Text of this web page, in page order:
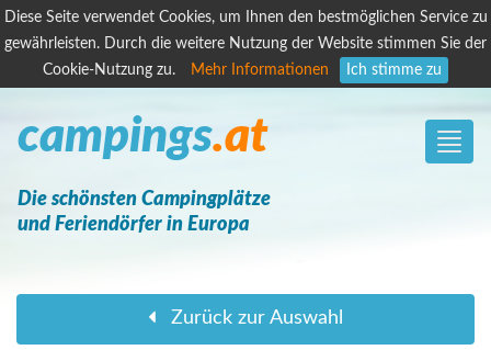
Diese Seite verwendet Cookies, um Ihnen den bestmöglichen Service zu
gewährleisten. Durch die weitere Nutzung der Website stimmen Sie der
Cookie-Nutzung zu.
Mehr Informationen Ich stimme zu
Toggle
campings.at
Die schönsten Campingplätze
und Feriendörfer in Europa
Zurück zur Auswahl